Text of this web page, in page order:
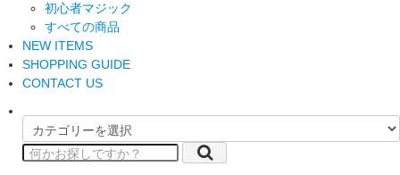
初心者マジック
すべての商品
NEW ITEMS
SHOPPING GUIDE
CONTACT US